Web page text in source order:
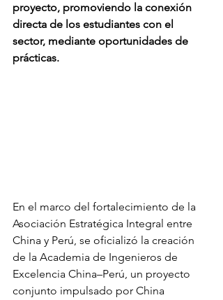
proyecto, promoviendo la conexión
directa de los estudiantes con el
sector, mediante oportunidades de
prácticas.
En el marco del fortalecimiento de la
Asociación Estratégica Integral entre
China y Perú, se oficializó la creación
de la Academia de Ingenieros de
Excelencia China–Perú, un proyecto
conjunto impulsado por China